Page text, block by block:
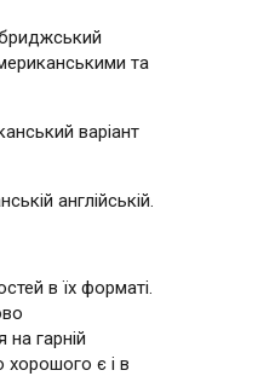
та
варіант
англійській.
в їх форматі.
гарній
хорошого є і в